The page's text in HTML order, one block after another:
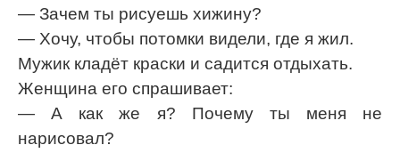
— Зачем ты рисуешь хижину?
— Хочу, чтобы потомки видели, где я жил.
Мужик кладёт краски и садится отдыхать.
Женщина его спрашивает:
— А как же я? Почему ты меня не
нарисовал?